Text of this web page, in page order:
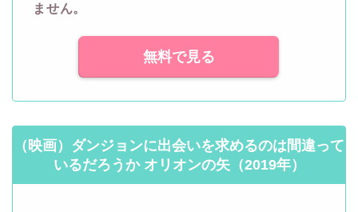
ません。
無料で見る
（映画）ダンジョンに出会いを求めるのは間違って
いるだろうか オリオンの矢（2019年）